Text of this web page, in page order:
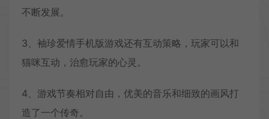
不断发展。
3、袖珍爱情手机版游戏还有互动策略，玩家可以和
猫咪互动，治愈玩家的心灵。
4、游戏节奏相对自由，优美的音乐和细致的画风打
造了一个传奇。